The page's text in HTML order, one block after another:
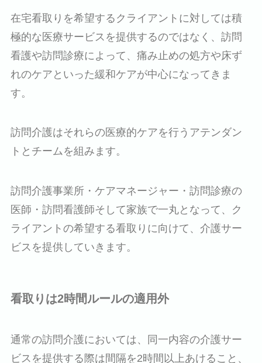
在宅看取りを希望するクライアントに対しては積
極的な医療サービスを提供するのではなく、訪問
看護や訪問診療によって、痛み止めの処方や床ず
れのケアといった緩和ケアが中心になってきま
す。
訪問介護はそれらの医療的ケアを行うアテンダン
トとチームを組みます。
訪問介護事業所・ケアマネージャー・訪問診療の
医師・訪問看護師そして家族で一丸となって、ク
ライアントの希望する看取りに向けて、介護サー
ビスを提供していきます。
看取りは2時間ルールの適用外
通常の訪問介護においては、同一内容の介護サー
ビスを提供する際は間隔を2時間以上あけること、